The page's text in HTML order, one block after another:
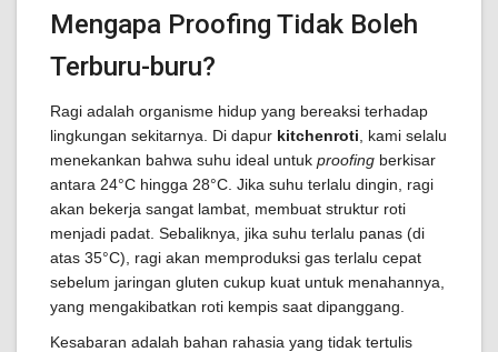
Mengapa Proofing Tidak Boleh
Terburu-buru?
Ragi adalah organisme hidup yang bereaksi terhadap
lingkungan sekitarnya. Di dapur kitchenroti , kami selalu
menekankan bahwa suhu ideal untuk proofing berkisar
antara 24°C hingga 28°C. Jika suhu terlalu dingin, ragi
akan bekerja sangat lambat, membuat struktur roti
menjadi padat. Sebaliknya, jika suhu terlalu panas (di
atas 35°C), ragi akan memproduksi gas terlalu cepat
sebelum jaringan gluten cukup kuat untuk menahannya,
yang mengakibatkan roti kempis saat dipanggang.
Kesabaran adalah bahan rahasia yang tidak tertulis